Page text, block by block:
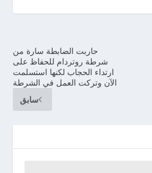
حاربت الضابطة سارة من
شرطة روتردام للحفاظ على
ارتداء الحجاب لكنها استسلمت
الآن وتركت العمل في الشرطة
سابق